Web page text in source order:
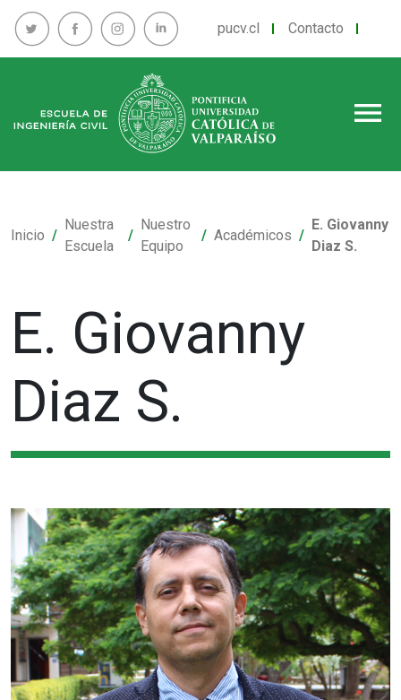
pucv.cl Contacto
menu
Inicio
Nuestra
Escuela
Nuestro
Equipo
Académicos
E. Giovanny
Diaz S.
E. Giovanny
Diaz S.